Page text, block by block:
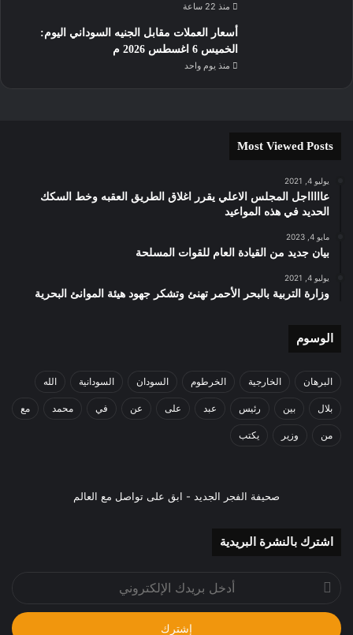
منذ 22 ساعة
أسعار العملات مقابل الجنيه السوداني اليوم:
الخميس 6 اغسطس 2026 م
منذ يوم واحد
Most Viewed Posts
يوليو 4, 2021
عاااااجل المجلس الاعلي يقرر اغلاق الطريق العقبه وخط السكك
الحديد في هذه المواعيد
مايو 4, 2023
بيان جديد من القيادة العام للقوات المسلحة
يوليو 4, 2021
وزارة التربية بالبحر الأحمر تهنئ وتشكر جهود هيئة الموانئ البحرية
الوسوم
البرهان الخارجية الخرطوم السودان السودانية الله
بلال بين رئيس عبد على عن في محمد مع
من وزير يكتب
صحيفة الفجر الجديد - ابق على تواصل مع العالم
اشترك بالنشرة البريدية
أدخل
بريدك
الإلكتروني